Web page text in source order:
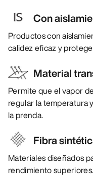
Con
Productos con
calidez eficaz y
Material
Permite que el vapor
regular la temperatura
la prenda.
Fibra
Materiales diseñados
rendimiento superiores.